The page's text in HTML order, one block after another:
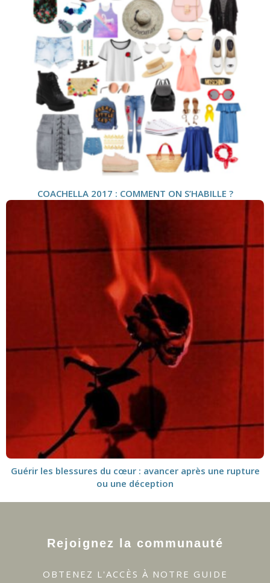
COACHELLA 2017 : COMMENT ON S’HABILLE ?
Guérir les blessures du cœur : avancer après une rupture
ou une déception
Rejoignez la communauté
OBTENEZ L'ACCÈS À NOTRE GUIDE